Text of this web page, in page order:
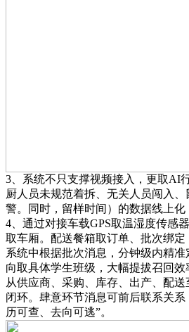
3、系统不只支撑视频接入，更取AI
厨人员未规范着拆、无关人员闯入
警。同时，留样时间）的数据线上化
4、通过对接车载GPS取温湿度传感
取车厢。配送餐箱取订单、批次绑
系统中根据批次消息，分钟级内精
向取具体学生班级，大幅提拔召回
从供应商、采购、库存、出产、配
闭环。肆意环节消息可前后联系关
历可查、去向可逃”。